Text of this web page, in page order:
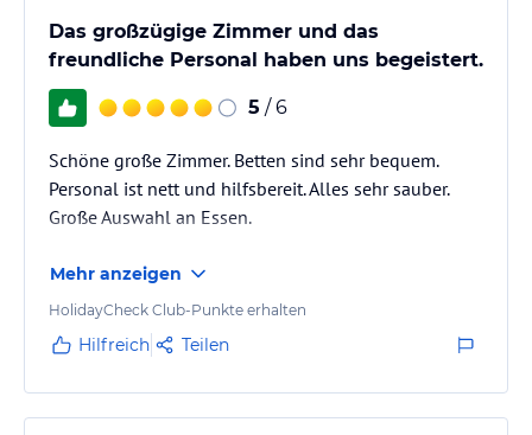
Das großzügige Zimmer und das
freundliche Personal haben uns begeistert.
5 / 6
Schöne große Zimmer. Betten sind sehr bequem.
Personal ist nett und hilfsbereit. Alles sehr sauber.
Große Auswahl an Essen.
Mehr anzeigen
HolidayCheck Club-Punkte erhalten
Hilfreich Teilen